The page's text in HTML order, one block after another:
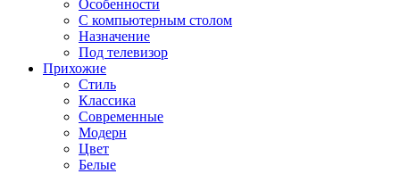
Особенности
С компьютерным столом
Назначение
Под телевизор
Прихожие
Стиль
Классика
Современные
Модерн
Цвет
Белые